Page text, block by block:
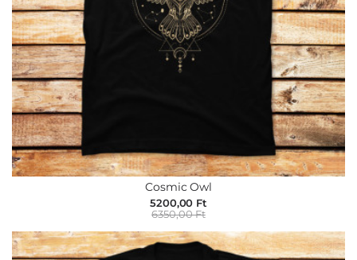
Cosmic Owl
5200,00 Ft
6350,00 Ft